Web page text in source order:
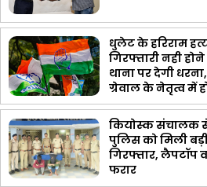
धुलेट के हरिराम
गिरफ्तारी नही
थाना पर देगी
ग्रेवाल के नेतृत्व में
कियोस्क संचालक
पुलिस को मिली
गिरफ्तार, लैपटॉप
फरार